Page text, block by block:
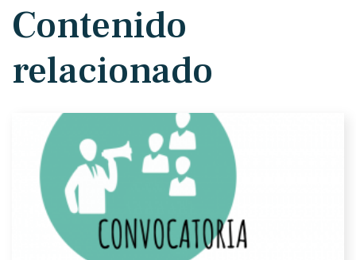
Contenido
relacionado